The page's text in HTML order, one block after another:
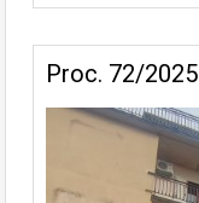
Proc. 72/2025